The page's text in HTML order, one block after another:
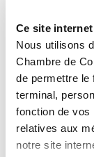
Ce site
Nous utilisons
Chambre de
de permettre le
terminal,
fonction de vos
relatives aux
notre site
(alors que le
«
atteinte grave
La Chambre
points
de loi, de
activités